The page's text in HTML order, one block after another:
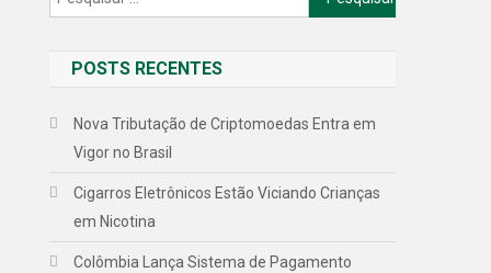
por:
POSTS RECENTES
Nova Tributação de Criptomoedas Entra em
Vigor no Brasil
Cigarros Eletrônicos Estão Viciando Crianças
em Nicotina
Colômbia Lança Sistema de Pagamento